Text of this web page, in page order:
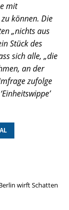
mit
können. Die
„nichts aus
Stück des
sich alle, „die
an der
zufolge
wirft Schatten